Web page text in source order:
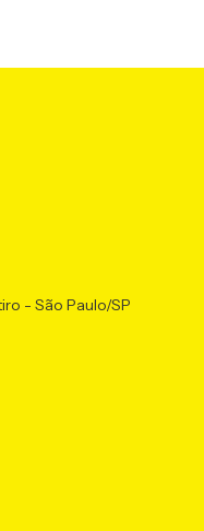
- São Paulo/SP